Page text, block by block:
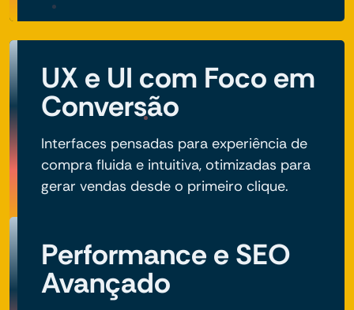
UX e UI com Foco em
Conversão
Interfaces pensadas para experiência de
compra fluida e intuitiva, otimizadas para
gerar vendas desde o primeiro clique.
Performance e SEO
Avançado